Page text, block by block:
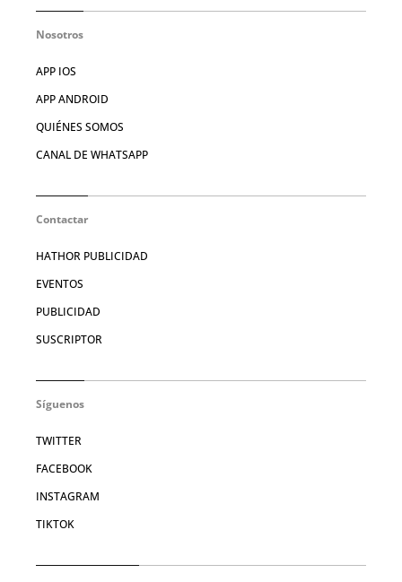
Nosotros
APP IOS
APP ANDROID
QUIÉNES SOMOS
CANAL DE WHATSAPP
Contactar
HATHOR PUBLICIDAD
EVENTOS
PUBLICIDAD
SUSCRIPTOR
Síguenos
TWITTER
FACEBOOK
INSTAGRAM
TIKTOK